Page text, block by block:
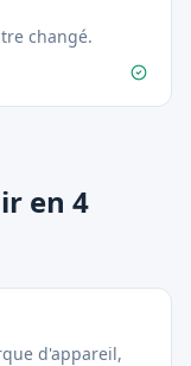
changé.
en 4
d'appareil,